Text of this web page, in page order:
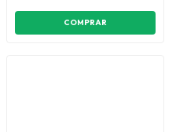
COMPRAR